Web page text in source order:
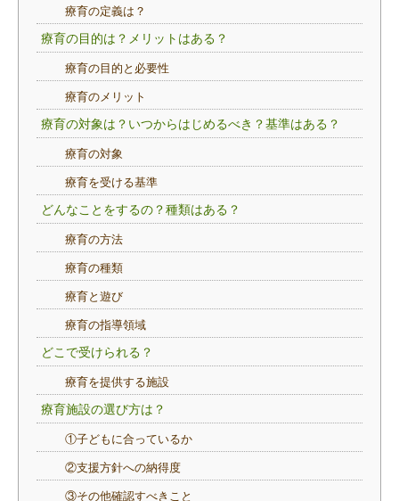
療育の定義は？
療育の目的は？メリットはある？
療育の目的と必要性
療育のメリット
療育の対象は？いつからはじめるべき？基準はある？
療育の対象
療育を受ける基準
どんなことをするの？種類はある？
療育の方法
療育の種類
療育と遊び
療育の指導領域
どこで受けられる？
療育を提供する施設
療育施設の選び方は？
①子どもに合っているか
②支援方針への納得度
③その他確認すべきこと